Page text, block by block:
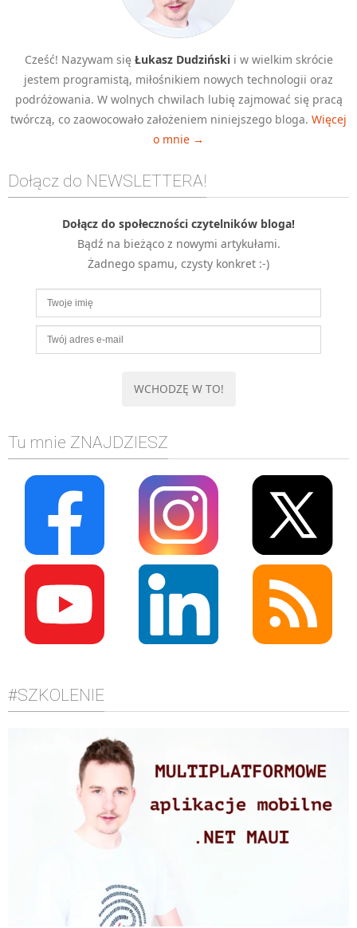
Elementarz Java
Pascal
HTML 5
CSS 3
Django
PHP
WordPress
MOBILE
Android
KONTROLA WERSJI
SQL
TESTOWANIE
SIECI
WYDARZENIA
BIZNES
PO GODZINACH
KONTAKT
Cześć! Nazywam się Łukasz Dudzińskii w wielkim skrócie
jestem programistą, miłośnikiem nowych technologii oraz
podróżowania. W wolnych chwilach lubię zajmować się pracą
twórczą, co zaowocowało założeniem niniejszego bloga. Więcej
o mnie →
Dołącz do NEWSLETTERA!
Dołącz do społeczności czytelników bloga!
Bądź na bieżąco z nowymi artykułami.
Żadnego spamu, czysty konkret :-)
Tu mnie ZNAJDZIESZ
#SZKOLENIE